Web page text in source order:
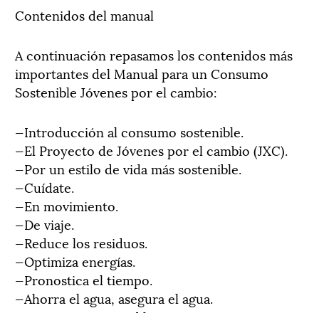
Contenidos del manual
A continuación repasamos los contenidos más
importantes del Manual para un Consumo
Sostenible Jóvenes por el cambio:
—Introducción al consumo sostenible.
—El Proyecto de Jóvenes por el cambio (JXC).
—Por un estilo de vida más sostenible.
—Cuídate.
—En movimiento.
—De viaje.
—Reduce los residuos.
—Optimiza energías.
—Pronostica el tiempo.
—Ahorra el agua, asegura el agua.